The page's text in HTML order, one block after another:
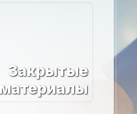
Закрытые
материалы